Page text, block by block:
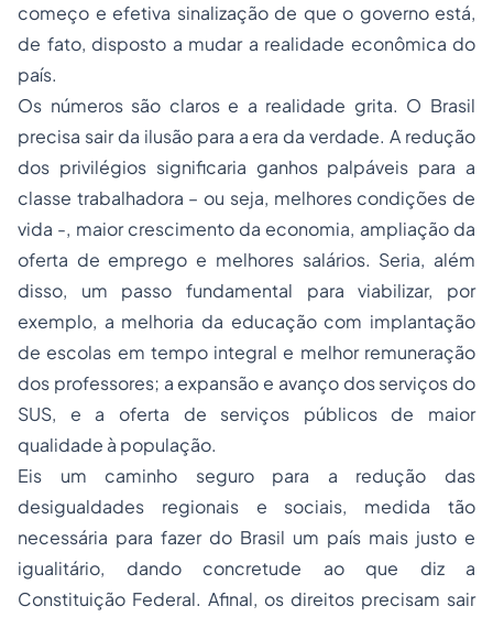
começo e efetiva sinalização de que o governo está,
de fato, disposto a mudar a realidade econômica do
país.
Os números são claros e a realidade grita. O Brasil
precisa sair da ilusão para a era da verdade. A redução
dos privilégios significaria ganhos palpáveis para a
classe trabalhadora – ou seja, melhores condições de
vida -, maior crescimento da economia, ampliação da
oferta de emprego e melhores salários. Seria, além
disso, um passo fundamental para viabilizar, por
exemplo, a melhoria da educação com implantação
de escolas em tempo integral e melhor remuneração
dos professores; a expansão e avanço dos serviços do
SUS, e a oferta de serviços públicos de maior
qualidade à população.
Eis um caminho seguro para a redução das
desigualdades regionais e sociais, medida tão
necessária para fazer do Brasil um país mais justo e
igualitário, dando concretude ao que diz a
Constituição Federal. Afinal, os direitos precisam sair